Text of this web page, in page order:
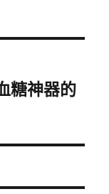
糖神器的